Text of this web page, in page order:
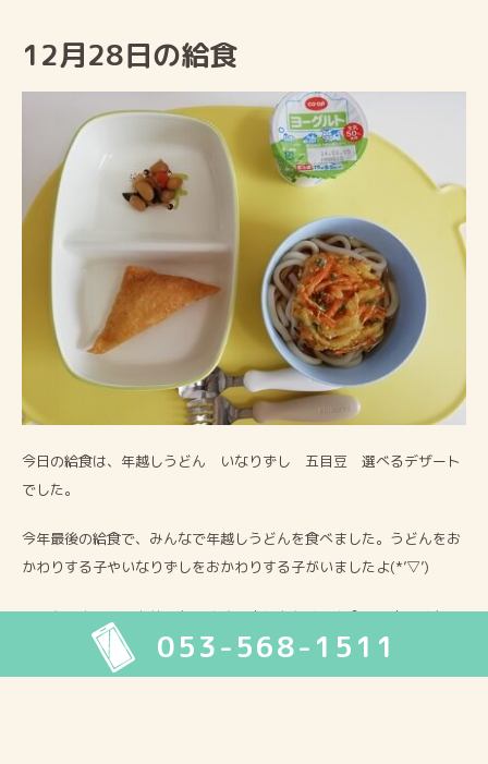
053-568-1511
12月28日の給食
今日の給食は、年越しうどん いなりずし 五目豆 選べるデザート
でした。
今年最後の給食で、みんなで年越しうどんを食べました。うどんをお
かわりする子やいなりずしをおかわりする子がいましたよ(*’▽’)
明日から少し長いお休みなります。来年もたくさん食べて大きくなろ
うね(^▽^)/